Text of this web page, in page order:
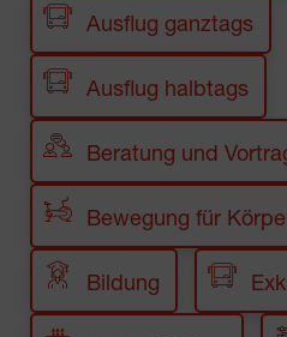
Ausflug ganztags
Ausflug halbtags
Beratung und
Bewegung für
Bildung